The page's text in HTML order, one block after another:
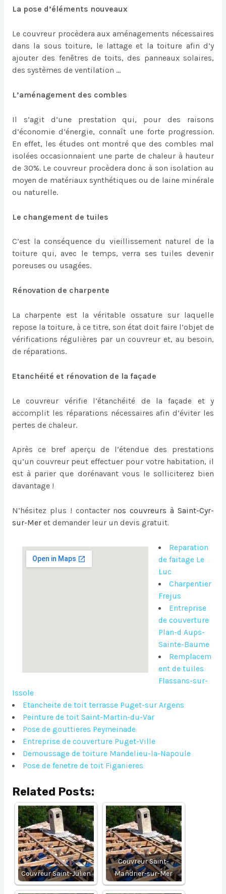
La pose d’éléments nouveaux
Le couvreur procèdera aux aménagements nécessaires
dans la sous toiture, le lattage et la toiture afin d’y
ajouter des fenêtres de toits, des panneaux solaires,
des systèmes de ventilation …
L’aménagement des combles
Il s’agit d’une prestation qui, pour des raisons
d’économie d’énergie, connaît une forte progression.
En effet, les études ont montré que des combles mal
isolées occasionnaient une parte de chaleur à hauteur
de 30%. Le couvreur procèdera donc à son isolation au
moyen de matériaux synthétiques ou de laine minérale
ou naturelle.
Le changement de tuiles
C’est la conséquence du vieillissement naturel de la
toiture qui, avec le temps, verra ses tuiles devenir
poreuses ou usagées.
Rénovation de charpente
La charpente est la véritable ossature sur laquelle
repose la toiture, à ce titre, son état doit faire l’objet de
vérifications régulières par un couvreur et, au besoin,
de réparations.
Etanchéité et rénovation de la façade
Le couvreur vérifie l’étanchéité de la façade et y
accomplit les réparations nécessaires afin d’éviter les
pertes de chaleur.
Après ce bref aperçu de l’étendue des prestations
qu’un couvreur peut effectuer pour votre habitation, il
est à parier que dorénavant vous le solliciterez bien
davantage !
N’hésitez plus ! contacter nos couvreurs à Saint-Cyr-
sur-Mer et demander leur un devis gratuit.
Reparation
de faitage Le
Luc
Charpentier
Frejus
Entreprise
de couverture
Plan-d Aups-
Sainte-Baume
Remplacem
ent de tuiles
Flassans-sur-
Issole
Etancheite de toit terrasse Puget-sur Argens
Peinture de toit Saint-Martin-du-Var
Pose de gouttieres Peymeinade
Entreprise de couverture Puget-Ville
Demoussage de toiture Mandelieu-la-Napoule
Pose de fenetre de toit Figanieres
Related Posts:
Couvreur Saint-Julien
Couvreur Saint-
Mandrier-sur-Mer